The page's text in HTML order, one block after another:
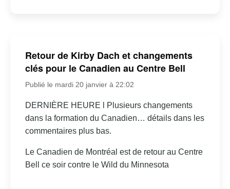
Retour de Kirby Dach et changements
clés pour le Canadien au Centre Bell
Publié le mardi 20 janvier à 22:02
DERNIÈRE HEURE l Plusieurs changements
dans la formation du Canadien… détails dans les
commentaires plus bas.
Le Canadien de Montréal est de retour au Centre
Bell ce soir contre le Wild du Minnesota